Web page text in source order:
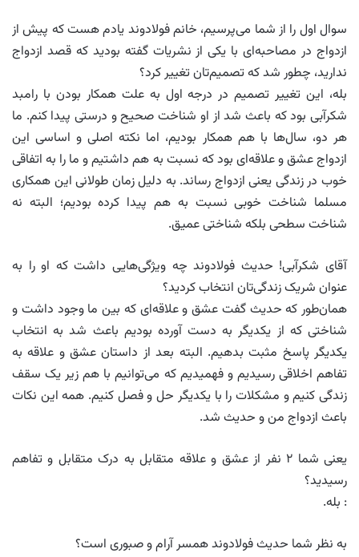
سوال اول را از شما می‌پرسیم، خانم فولادوند یادم هست که پیش از
ازدواج در مصاحبه‌ای با یکی از نشریات گفته بودید که قصد ازدواج
ندارید، چطور شد که تصمیم‌تان تغییر کرد؟
بله، این تغییر تصمیم در درجه اول به علت همکار بودن با رامبد
شکرآبی بود که باعث شد از او شناخت صحیح و درستی پیدا کنم. ما
هر دو، سال‌ها با هم همکار بودیم، اما نکته اصلی و اساسی این
ازدواج عشق و علاقه‌ای بود که نسبت به هم داشتیم و ما را به اتفاقی
خوب در زندگی یعنی ازدواج رساند. به دلیل زمان طولانی این همکاری
مسلما شناخت خوبی نسبت به هم پیدا کرده بودیم؛ البته نه
شناخت سطحی بلکه شناختی عمیق.
آقای شکرآبی! حدیث فولادوند چه ویژگی‌هایی داشت که او را به
عنوان شریک زندگی‌تان انتخاب کردید؟
همان‌طور که حدیث گفت عشق و علاقه‌ای که بین ما وجود داشت و
شناختی که از یکدیگر به دست آورده بودیم باعث شد به انتخاب
یکدیگر پاسخ مثبت بدهیم. البته بعد از داستان عشق و علاقه به
تفاهم اخلاقی رسیدیم و فهمیدیم که می‌توانیم با هم زیر یک سقف
زندگی کنیم و مشکلات را با یکدیگر حل و فصل کنیم. همه این نکات
باعث ازدواج من و حدیث شد.
یعنی شما ۲ نفر از عشق و علاقه متقابل به درک متقابل و تفاهم
رسیدید؟
: بله.
به نظر شما حدیث فولادوند همسر آرام و صبوری است؟